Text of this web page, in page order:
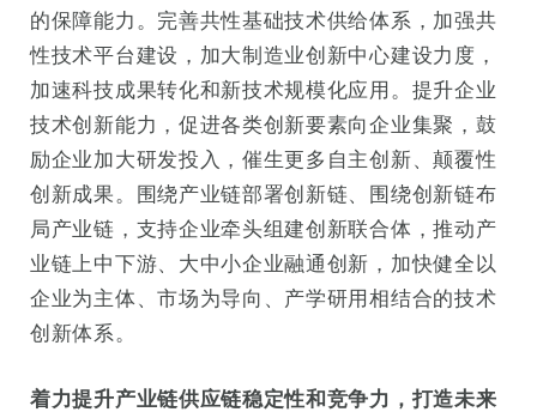
的保障能力。完善共性基础技术供给体系，加强共
性技术平台建设，加大制造业创新中心建设力度，
加速科技成果转化和新技术规模化应用。提升企业
技术创新能力，促进各类创新要素向企业集聚，鼓
励企业加大研发投入，催生更多自主创新、颠覆性
创新成果。围绕产业链部署创新链、围绕创新链布
局产业链，支持企业牵头组建创新联合体，推动产
业链上中下游、大中小企业融通创新，加快健全以
企业为主体、市场为导向、产学研用相结合的技术
创新体系。
着力提升产业链供应链稳定性和竞争力，打造未来